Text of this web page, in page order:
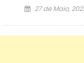
Posted
27 de Maio,